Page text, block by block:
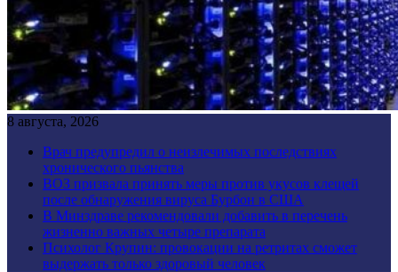
8 августа, 2026
Врач предупредил о неизлечимых последствиях
хронического пьянства
ВОЗ призвала принять меры против укусов клещей
после обнаружения вируса Бурбон в США
В Минздраве рекомендовали добавить в перечень
жизненно важных четыре препарата
Психолог Крупин: провокации на ретритах сможет
выдержать только здоровый человек